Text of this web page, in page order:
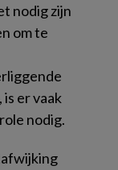
nodig zijn
om te
er vaak
nodig.